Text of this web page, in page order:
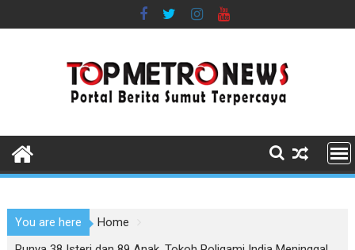
to
You are here
Home